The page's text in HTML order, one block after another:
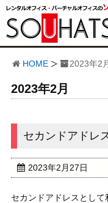
HOME 2023年2
2023年2月
セカンドアドレ
2023年2月27日
セカンドアドレスとし